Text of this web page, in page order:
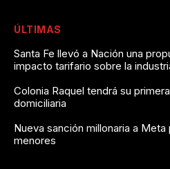
ÚLTIMAS
Santa Fe llevó a Nación una
impacto tarifario sobre la
Colonia Raquel tendrá su
domiciliaria
Nueva sanción millonaria a
menores